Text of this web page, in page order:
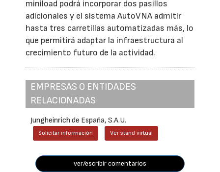
miniload podrá incorporar dos pasillos
adicionales y el sistema AutoVNA admitir
hasta tres carretillas automatizadas más, lo
que permitirá adaptar la infraestructura al
crecimiento futuro de la actividad.
EMPRESAS O ENTIDADES
RELACIONADAS
Jungheinrich de España, S.A.U.
Solicitar información Ver stand virtual
ver/escribir comentarios